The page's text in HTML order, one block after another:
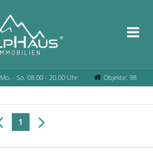
Mo. - So. 08.00 - 20.00 Uhr Objekte: 98
1